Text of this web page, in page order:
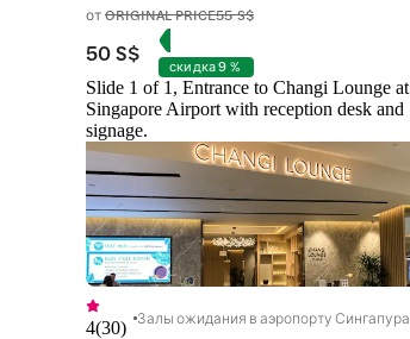
отORIGINAL PRICE55 S$
50 S$ скидка 9 %
Slide 1 of 1, Entrance to Changi Lounge at
Singapore Airport with reception desk and
signage.
4(30) Залы ожидания в аэропорту Сингапура